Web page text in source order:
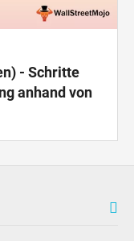
- Schritte
anhand von